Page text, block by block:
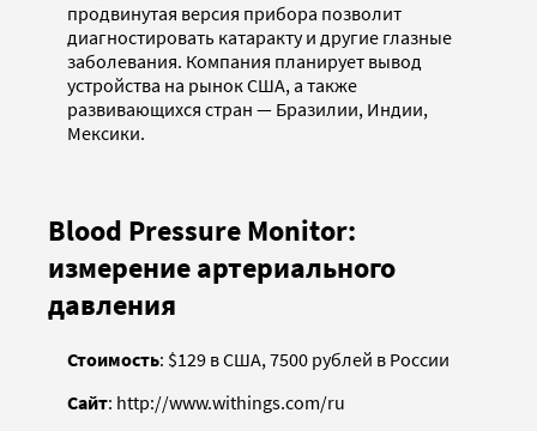
продвинутая версия прибора позволит
диагностировать катаракту и другие глазные
заболевания. Компания планирует вывод
устройства на рынок США, а также
развивающихся стран — Бразилии, Индии,
Мексики.
Blood Pressure Monitor:
измерение артериального
давления
Стоимость: $129 в США, 7500 рублей в России
Сайт: http://www.withings.com/ru